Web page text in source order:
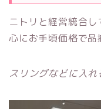
ニトリと経営統合
心にお手頃価格で品
スリングなどに入れ